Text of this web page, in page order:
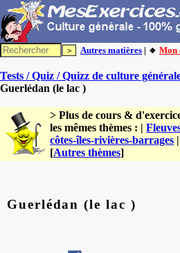
Autres matières | 🔸 Mon
Tests / Quiz / Quizz de culture
Guerlédan (le lac )
> Plus de cours &
les mêmes thèmes : |
côtes-îles-rivières-barrages |
[Autres thèmes]
Guerlédan (le lac )